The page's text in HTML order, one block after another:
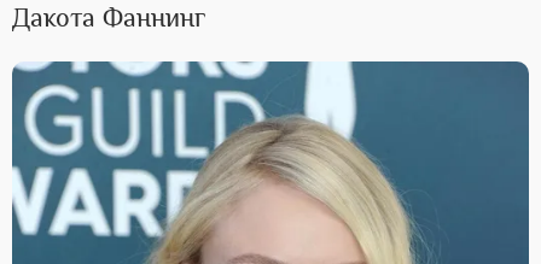
Дакота Фаннинг